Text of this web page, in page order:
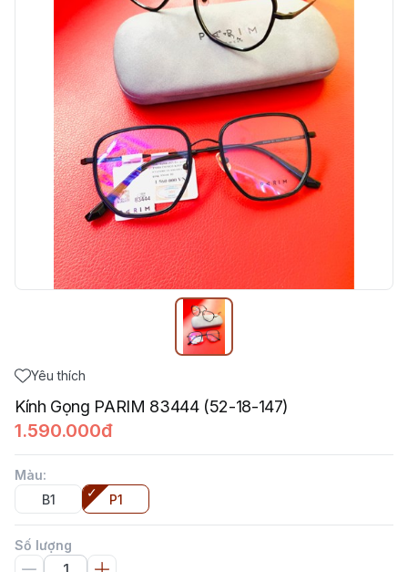
Yêu thích
Kính Gọng PARIM 83444 (52-18-147)
1.590.000đ
Màu:
B1
P1
Số lượng